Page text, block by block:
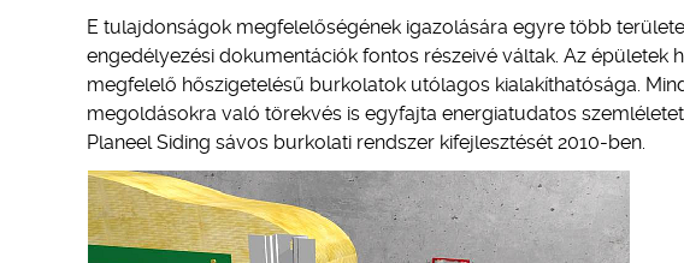
E tulajdonságok megfelelőségének igazolására egyre több
engedélyezési dokumentációk fontos részeivé váltak. Az épületek
megfelelő hőszigetelésű burkolatok utólagos kialakíthatósága.
megoldásokra való törekvés is egyfajta energiatudatos
Planeel Siding sávos burkolati rendszer kifejlesztését 2010-ben.